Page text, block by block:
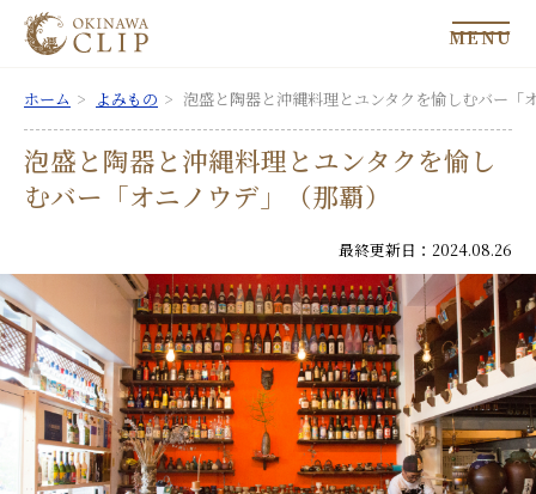
MENU
ホーム よみもの 泡盛と陶器と沖縄料理とユンタクを愉しむバー「
泡盛と陶器と沖縄料理とユンタクを愉し
むバー「オニノウデ」（那覇）
最終更新日：2024.08.26